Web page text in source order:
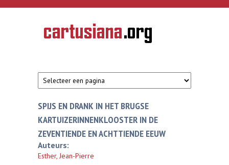
Overslaan en naar de inhoud gaan
CARTUSIANA
Geschiedenis
van de
SPIJS EN DRANK IN HET BRUGSE
KARTUIZERINNENKLOOSTER IN DE
ZEVENTIENDE EN ACHTTIENDE EEUW
Auteurs:
Esther, Jean-Pierre